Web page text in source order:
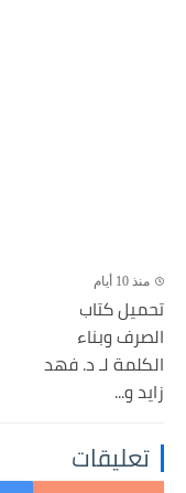
منذ 10 أيام
تحميل كتاب
الصرف وبناء
الكلمة لـ د. فهد
زايد و...
تعليقات